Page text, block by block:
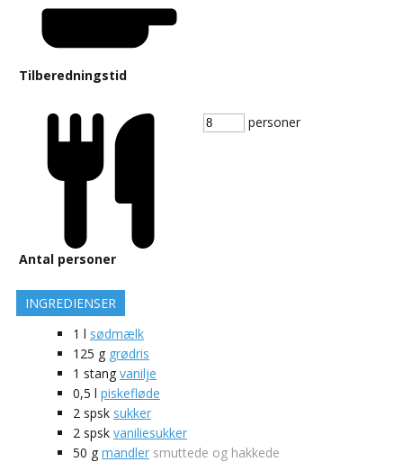
Tilberedningstid
Antal personer
personer
INGREDIENSER
1 l sødmælk
125 g grødris
1 stang vanilje
0,5 l piskefløde
2 spsk sukker
2 spsk vaniliesukker
50 g mandler smuttede og hakkede